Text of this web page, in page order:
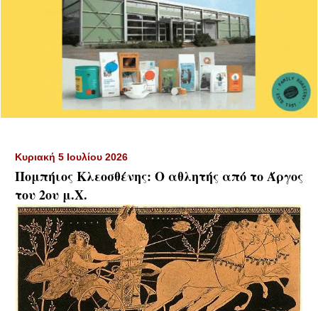
Κυριακή 5 Ιουλίου 2026
Πομπήιος Κλεοσθένης: Ο αθλητής από το Άργος
του 2ου μ.Χ.